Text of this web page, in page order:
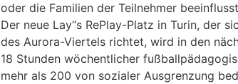
oder die Familien der Teilnehmer
Der neue Lay“s RePlay-Platz in Turin, der
des Aurora-Viertels richtet, wird in den
18 Stunden wöchentlicher
mehr als 200 von sozialer Ausgrenzung